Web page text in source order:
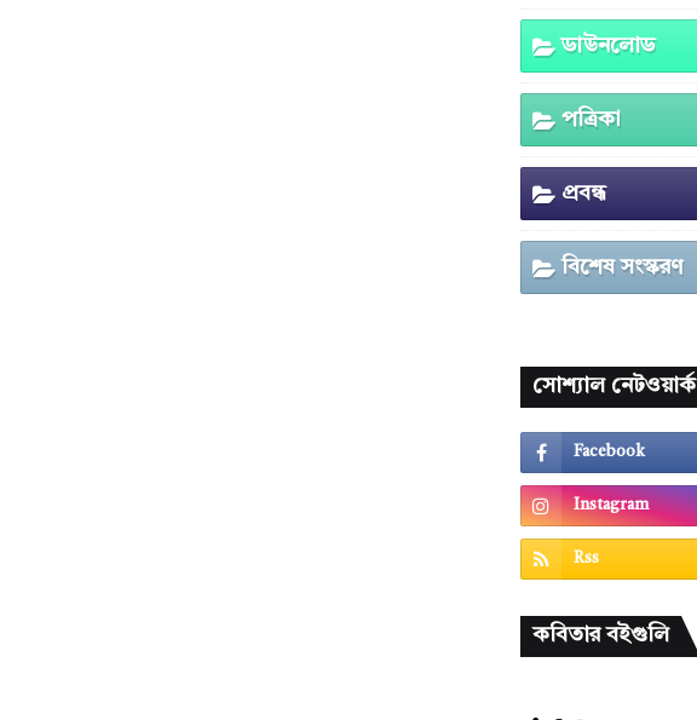
ডাউনলোড
পত্রিকা
প্রবন্ধ
বিশেষ সংস্করণ
সোশ্যাল নেটওয়ার্ক
কবিতার বইগুলি